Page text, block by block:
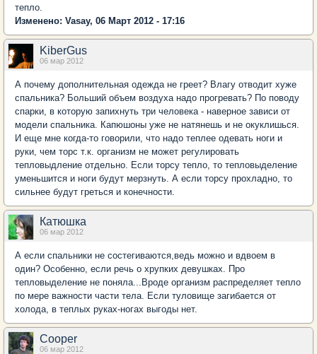
тепло.
Изменено: Vasay, 06 Март 2012 - 17:16
KiberGus
06 мар 2012
А почему дополнительная одежда не греет? Влагу отводит хуже
спальника? Больший объем воздуха надо прогревать? По поводу
спарки, в которую запихнуть три человека - наверное зависи от
модели спальника. Капюшоны уже не натянешь и не окуклишься.
И еще мне когда-то говорили, что надо теплее одевать ноги и
руки, чем торс т.к. организм не может регулировать
тепловыдление отдельно. Если торсу тепло, то тепловыделение
уменьшится и ноги будут мерзнуть. А если торсу прохладно, то
сильнее будут греться и конечности.
Катюшка
06 мар 2012
А если спальники не состегиваются,ведь можно и вдвоем в
один? Особенно, если речь о хрупких девушках. Про
тепловыделение не поняла...Вроде организм распределяет тепло
по мере важности части тела. Если туловище загибается от
холода, в теплых руках-ногах выгоды нет.
Cooper
06 мар 2012